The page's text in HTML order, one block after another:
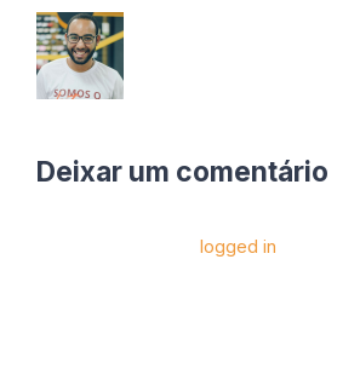
Deixar um comentário
logged in